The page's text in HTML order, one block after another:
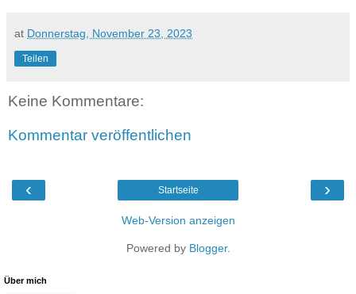
at Donnerstag, November 23, 2023
Teilen
Keine Kommentare:
Kommentar veröffentlichen
‹ ›
Startseite
Web-Version anzeigen
Powered by Blogger.
Über mich